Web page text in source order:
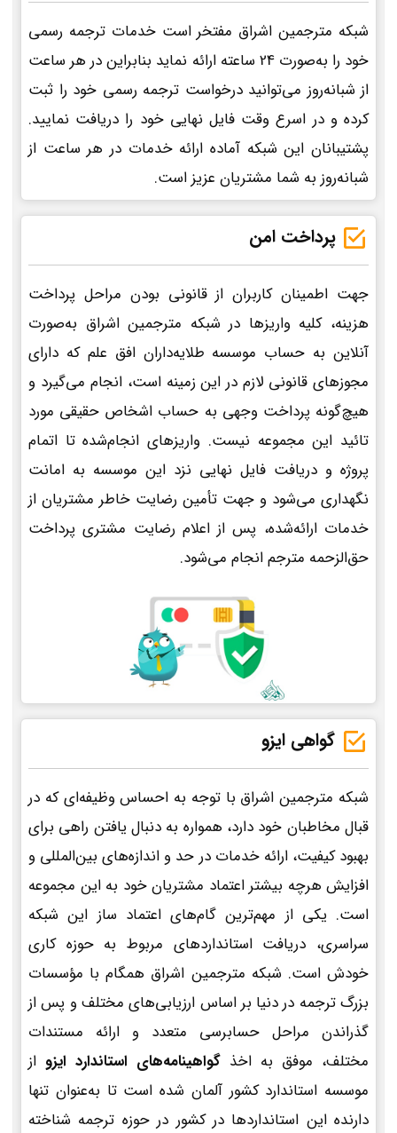
شبکه مترجمین اشراق مفتخر است خدمات ترجمه رسمی
خود را به‌صورت 24 ساعته ارائه نماید بنابراین در هر ساعت
از شبانه‌روز می‌توانید درخواست ترجمه رسمی خود را ثبت
کرده و در اسرع وقت فایل نهایی خود را دریافت نمایید.
پشتیبانان این شبکه آماده ارائه خدمات در هر ساعت از
شبانه‌روز به شما مشتریان عزیز است.
پرداخت امن
جهت اطمینان کاربران از قانونی بودن مراحل پرداخت
هزینه، کلیه واریزها در شبکه مترجمین اشراق به‌صورت
آنلاین به حساب موسسه طلایه‌داران افق علم که دارای
مجوزهای قانونی لازم در این زمینه است، انجام می‌گیرد و
هیچ‌گونه پرداخت وجهی به حساب اشخاص حقیقی مورد
تائید این مجموعه نیست. واریزهای انجام‌شده تا اتمام
پروژه و دریافت فایل نهایی نزد این موسسه به امانت
نگهداری می‌شود و جهت تأمین رضایت خاطر مشتریان از
خدمات ارائه‌شده، پس از اعلام رضایت مشتری پرداخت
حق‌الزحمه مترجم انجام می‌شود.
گواهی ایزو
شبکه مترجمین اشراق با توجه به احساس وظیفه‌ای که در
قبال مخاطبان خود دارد، همواره به دنبال یافتن راهی برای
بهبود کیفیت، ارائه خدمات در حد و اندازه‌های بین‌المللی و
افزایش هرچه بیشتر اعتماد مشتریان خود به این مجموعه
است. یکی از مهم‌ترین گام‌های اعتماد ساز این شبکه
سراسری، دریافت استانداردهای مربوط به حوزه کاری
خودش است. شبکه مترجمین اشراق همگام با مؤسسات
بزرگ ترجمه در دنیا بر اساس ارزیابی‌های مختلف و پس از
گذراندن مراحل حسابرسی متعدد و ارائه مستندات
مختلف، موفق به اخذ گواهینامه‌های استاندارد ایزو از
موسسه استاندارد کشور آلمان شده است تا به‌عنوان تنها
دارنده این استانداردها در کشور در حوزه ترجمه شناخته